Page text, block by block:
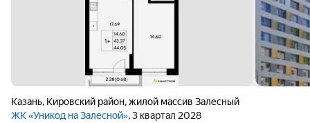
Казань, Кировский район,жилой массив Залесный
ЖК «Уникод на Залесной», 3 квартал 2028